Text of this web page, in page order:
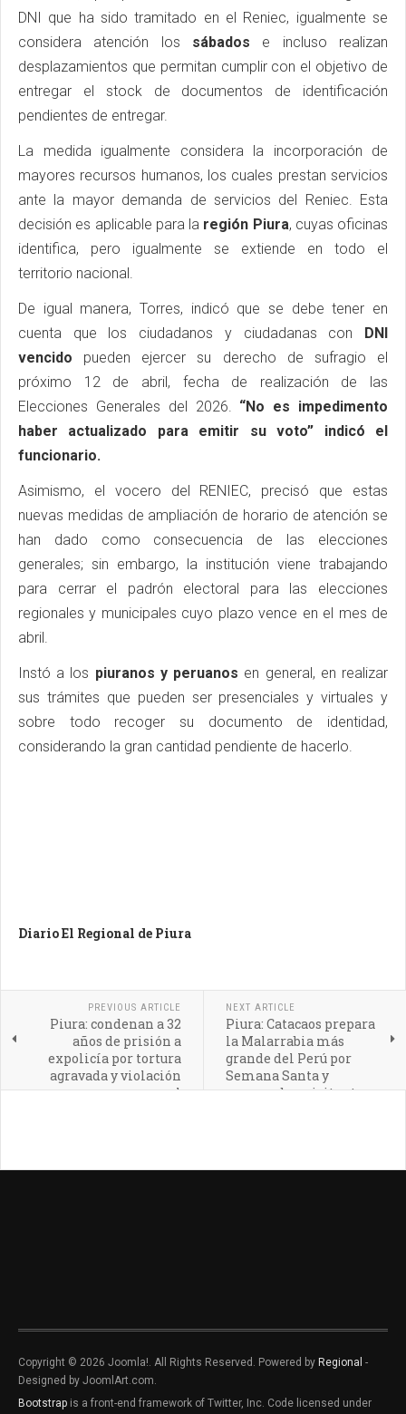
DNI que ha sido tramitado en el Reniec, igualmente se
considera atención los sábados e incluso realizan
desplazamientos que permitan cumplir con el objetivo de
entregar el stock de documentos de identificación
pendientes de entregar.
La medida igualmente considera la incorporación de
mayores recursos humanos, los cuales prestan servicios
ante la mayor demanda de servicios del Reniec. Esta
decisión es aplicable para la región Piura, cuyas oficinas
identifica, pero igualmente se extiende en todo el
territorio nacional.
De igual manera, Torres, indicó que se debe tener en
cuenta que los ciudadanos y ciudadanas con DNI
vencido pueden ejercer su derecho de sufragio el
próximo 12 de abril, fecha de realización de las
Elecciones Generales del 2026. “No es impedimento
haber actualizado para emitir su voto” indicó el
funcionario.
Asimismo, el vocero del RENIEC, precisó que estas
nuevas medidas de ampliación de horario de atención se
han dado como consecuencia de las elecciones
generales; sin embargo, la institución viene trabajando
para cerrar el padrón electoral para las elecciones
regionales y municipales cuyo plazo vence en el mes de
abril.
Instó a los piuranos y peruanos en general, en realizar
sus trámites que pueden ser presenciales y virtuales y
sobre todo recoger su documento de identidad,
considerando la gran cantidad pendiente de hacerlo.
Diario El Regional de Piura
PREVIOUS ARTICLE
Piura: condenan a 32
años de prisión a
expolicía por tortura
agravada y violación
sexual
NEXT ARTICLE
Piura: Catacaos prepara
la Malarrabia más
grande del Perú por
Semana Santa y
sorprende a visitantes
Copyright © 2026 Joomla!. All Rights Reserved. Powered by Regional -
Designed by JoomlArt.com.
Bootstrap is a front-end framework of Twitter, Inc. Code licensed under